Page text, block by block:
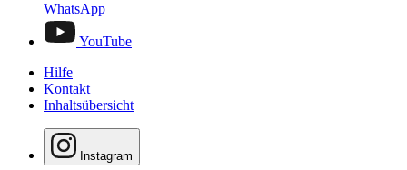
WhatsApp
YouTube
Hilfe
Kontakt
Inhaltsübersicht
Instagram